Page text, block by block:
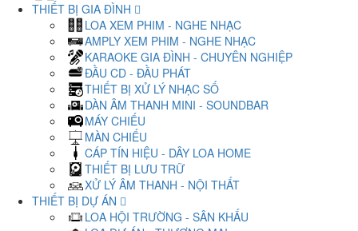
THIẾT BỊ GIA ĐÌNH
LOA XEM PHIM - NGHE NHẠC
AMPLY XEM PHIM - NGHE NHẠC
KARAOKE GIA ĐÌNH - CHUYÊN NGHIỆP
ĐẦU CD - ĐẦU PHÁT
THIẾT BỊ XỬ LÝ NHẠC SỐ
DÀN ÂM THANH MINI - SOUNDBAR
MÁY CHIẾU
MÀN CHIẾU
CÁP TÍN HIỆU - DÂY LOA HOME
THIẾT BỊ LƯU TRỮ
XỬ LÝ ÂM THANH - NỘI THẤT
THIẾT BỊ DỰ ÁN
LOA HỘI TRƯỜNG - SÂN KHẤU